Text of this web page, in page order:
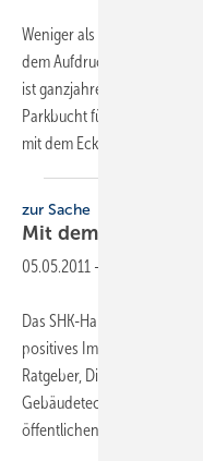
Weniger als 1,50 Euro
dem Aufdruck des
ist ganzjahrestauglich: Man
Parkbucht für die Obrigkeit
mit dem Eckring-Logo
zur Sache
Mit dem Eckring
05.05.2011 -
Das SHK-Handwerk hat
positives Image
Ratgeber, Dienstleister und
Gebäudetechnik verschafft
öffentlichen Wahrnehmung: